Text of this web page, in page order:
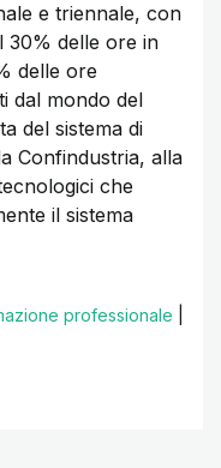
e triennale, con
30% delle ore in
delle ore
dal mondo del
del sistema di
Confindustria, alla
che
il sistema
professionale